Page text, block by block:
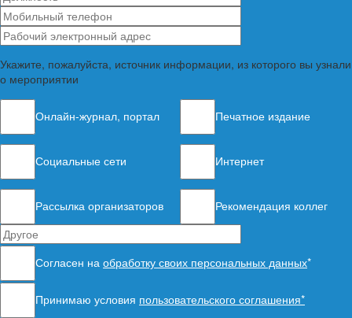
Укажите, пожалуйста, источник информации, из которого вы узнали
о мероприятии
Онлайн-журнал, портал Печатное издание
Социальные сети Интернет
Рассылка организаторов Рекомендация коллег
Согласен на обработку своих персональных данных*
Принимаю условия пользовательского соглашения*